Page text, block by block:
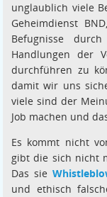
unglaublich viele
Geheimdienst
Befugnisse
Handlungen der
durchführen zu
damit wir uns
viele sind der
Job machen und
Es kommt nicht
gibt die sich nicht
Das sie
und ethisch